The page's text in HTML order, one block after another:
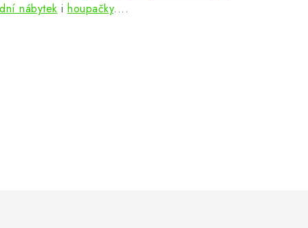
nábytek i houpačky....